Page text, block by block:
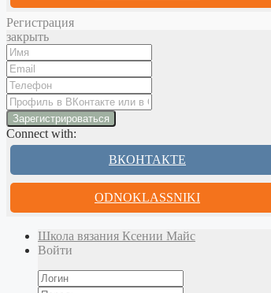
Регистрация
закрыть
Connect with:
ВКОНТАКТЕ
ODNOKLASSNIKI
Школа вязания Ксении Майс
Войти